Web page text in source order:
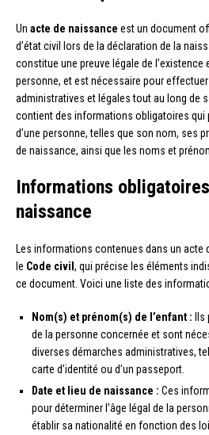
Un acte de naissance est un document
d’état civil lors de la déclaration de la
constitue une preuve légale de l’existence
personne, et est nécessaire pour
administratives et légales tout au long de
contient des informations obligatoires qui
d’une personne, telles que son nom, ses
de naissance, ainsi que les noms et
Informations
naissance
Les informations contenues dans un acte
le Code civil , qui précise les éléments
ce document. Voici une liste des
Nom(s) et prénom(s) de l’enfant :
de la personne concernée et sont
diverses démarches administratives,
carte d’identité ou d’un passeport.
Date et lieu de naissance : Ces
pour déterminer l’âge légal de la
établir sa nationalité en fonction des